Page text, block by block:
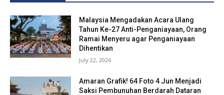
Malaysia Mengadakan Acara Ulang
Tahun Ke-27 Anti-Penganiayaan, Orang
Ramai Menyeru agar Penganiayaan
Dihentikan
July 22, 2026
Amaran Grafik! 64 Foto 4 Jun Menjadi
Saksi Pembunuhan Berdarah Dataran